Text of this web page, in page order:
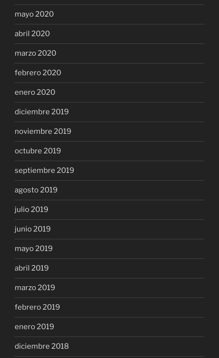
mayo 2020
abril 2020
marzo 2020
febrero 2020
enero 2020
diciembre 2019
noviembre 2019
octubre 2019
septiembre 2019
agosto 2019
julio 2019
junio 2019
mayo 2019
abril 2019
marzo 2019
febrero 2019
enero 2019
diciembre 2018